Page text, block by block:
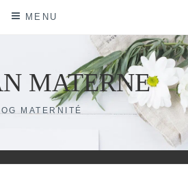
MENU
MATERNE
MATERNITÉ